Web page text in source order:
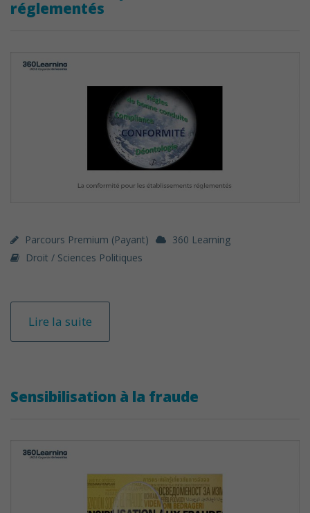
réglementés
Parcours Premium (payant)
360 Learning
Droit / Sciences Politiques
Lire la suite
Sensibilisation à la fraude